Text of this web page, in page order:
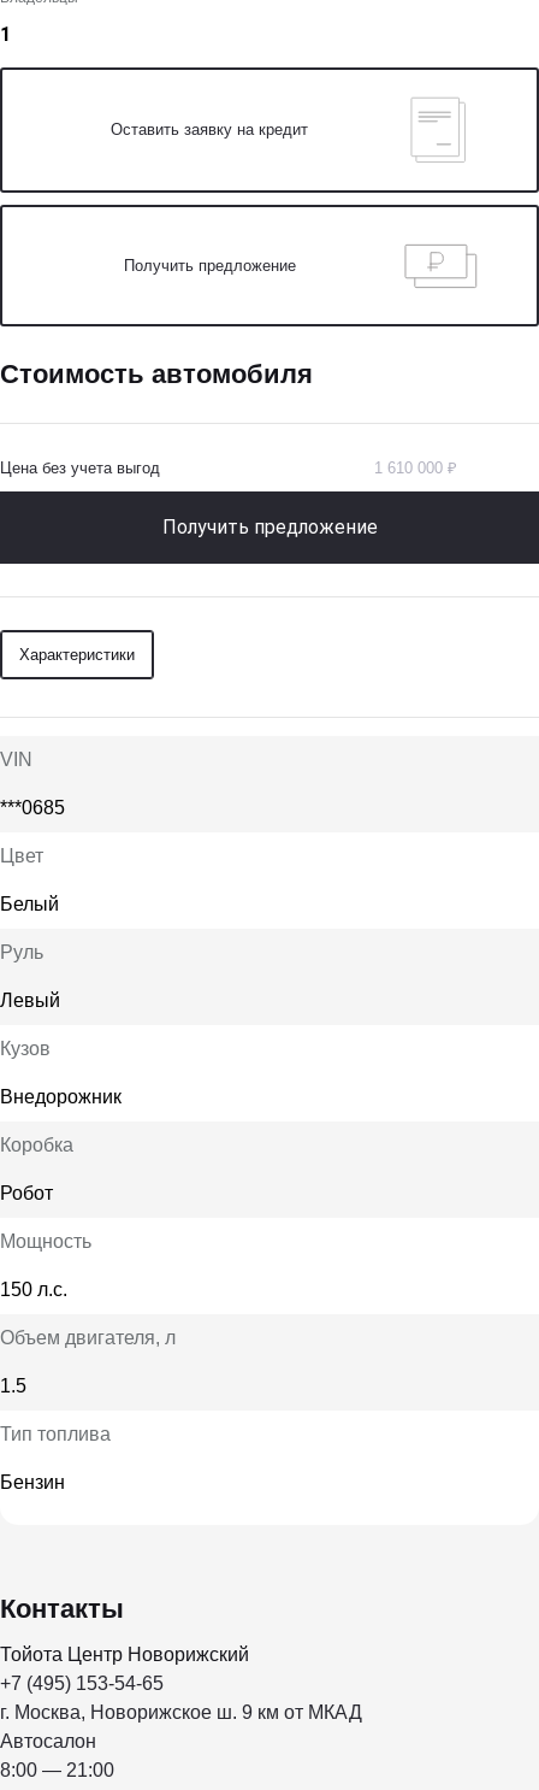
1
Оставить заявку на кредит
Получить предложение
Стоимость автомобиля
Цена без учета выгод 1 610 000 ₽
Получить предложение
Характеристики
VIN
***0685
Цвет
Белый
Руль
Левый
Кузов
Внедорожник
Коробка
Робот
Мощность
150 л.с.
Объем двигателя, л
1.5
Тип топлива
Бензин
Контакты
Тойота Центр Новорижский
+7 (495) 153-54-65
г. Москва, Новорижское ш. 9 км от МКАД
Автосалон
8:00 — 21:00